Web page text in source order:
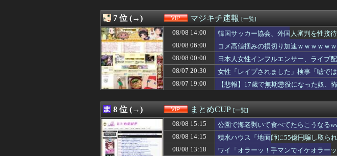
08/08 14:30
白浜町「100万やるからパンダに代わる観光資源考え
08/08 14:25
【悲報】彼女にペニバンで犯されたらｗｗｗｗｗｗｗ
08/08 14:21
【画像】バレーの狩野舞子さん、めっちゃえっちに
08/08 14:20
【朗報】みい山作者、みいちゃんでチー牛なのでは
08/08 14:18
【衝撃】左ハンドル車のデメリット、意外と少ない
08/08 14:15
積水ハウス「地面師に55億円騙し取られた…」ワイ
08/08 14:12
女子高校生が学校行事で登山中にクマスプレー顔に
08/08 14:10
【動画】JKさん、M字開脚しながら登校するｗｗｗ
08/08 14:09
【芸能】元EXILE・黒木啓司さん、妻・宮崎麗果被
08/08 14:05
【悲報】居酒屋「6人で長居して会計4939円！喋りた
08/08 14:03
【動画】甲子園の女性審判さん、早速甲子園で盛大に
08/08 14:02
【画像】回転寿司でこれ食ってるヤツの正体ｗｗｗｗ
08/08 14:00
【衝撃】京大病院で正常な脳組織を誤摘出された50
08/08 14:00
【朗報】及川光博さん（56）結婚ｗｗｗｗｗ
08/08 14:00
【画像】村重杏奈さん(30)のお胸がコチラ
7 位 (→) マジキチ速報 [一覧]
08/08 14:00
韓国サッカー協会、外国人審判を性接
08/08 06:00
コメ高値掴みの損切り加速ｗｗｗｗｗ
08/08 00:00
日本人女性インフルエンサー、ライブ
08/07 20:30
女性「レイプされました」検事「嘘で
08/07 19:00
【悲報】17歳で無期懲役になった奴、
8 位 (→) まとめCUP [一覧]
08/08 15:15
公園で海老剥いて食べてたらこうなる
08/08 14:15
積水ハウス「地面師に55億円騙し取ら
08/08 13:18
ワイ「オラーッ！手マンでイケオラー